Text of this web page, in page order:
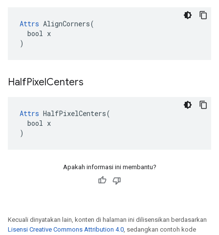
Attrs AlignCorners(
  bool x
)
HalfPixelCenters
Attrs HalfPixelCenters(
  bool x
)
Apakah informasi ini membantu?
Kecuali dinyatakan lain, konten di halaman ini dilisensikan berdasarkan
Lisensi Creative Commons Attribution 4.0, sedangkan contoh kode